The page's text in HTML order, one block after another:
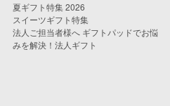
夏ギフト特集 2026
スイーツギフト特集
法人ご担当者様へ ギフトパッドでお悩
みを解決！法人ギフト